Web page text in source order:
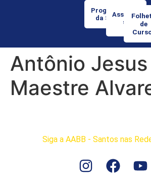
Programação
da Semana
Associe-
se
de
Antônio Jesus
Maestre
Siga a AABB - Santos nas